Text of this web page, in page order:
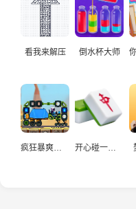
看我来解压 倒水杯大师